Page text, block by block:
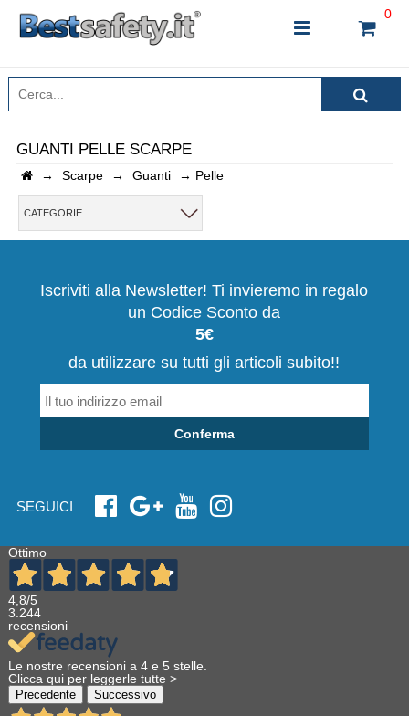
0
INSERISCI IL NOME DEL PRODOTTO CHE STAI
CERCANDO
CHIUDI RICERCA
GUANTI PELLE SCARPE
→ Scarpe → Guanti → Pelle
CATEGORIE
Iscriviti alla Newsletter! Ti invieremo in regalo
un Codice Sconto da
5€
da utilizzare su tutti gli articoli subito!!
Conferma
SEGUICI
Ottimo
4,8/5
3.244
recensioni
Le nostre recensioni a 4 e 5 stelle.
Clicca qui per leggerle tutte >
Precedente Successivo